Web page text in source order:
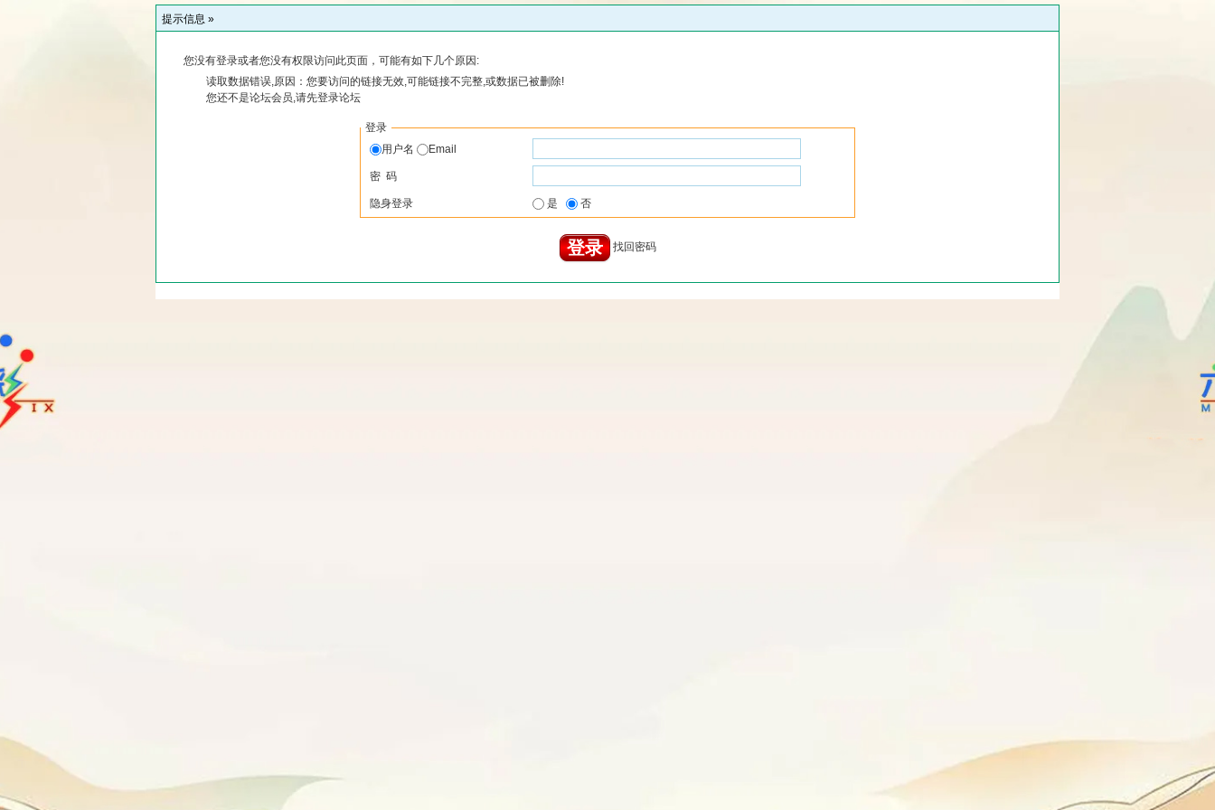
提示信息 »
您没有登录或者您没有权限访问此页面，可能有如下几个原因:
读取数据错误,原因：您要访问的链接无效,可能链接不完整,或数据已被删除!
您还不是论坛会员,请先登录论坛
登录
用户名
Email
密 码
隐身登录 是 否
找回密码